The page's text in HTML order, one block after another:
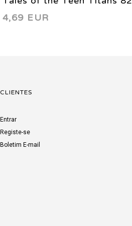
1987
4,69 EUR
CLIENTES
Entrar
Registe-se
Boletim E-mail